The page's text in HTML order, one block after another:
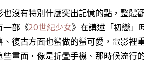
沒有特別什麼突出記憶的點，整體
一部《20世紀少女》在講述「初戀」
、復古方面也蠻做的蠻可愛，電影裡
畫面，像是折疊手機、那時候流行